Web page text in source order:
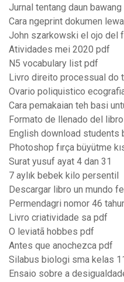
Jurnal tentang daun bawang
Cara ngeprint dokumen
John szarkowski el ojo del
Atividades mei 2020 pdf
N5 vocabulary list pdf
Livro direito processual do
Ovario poliquistico
Cara pemakaian teh basi
Formato de llenado del
English download students
Photoshop fırça büyütme
Surat yusuf ayat 4 dan 31
7 aylık bebek kilo persentil
Descargar libro un mundo
Permendagri nomor 46
Livro criatividade sa pdf
O leviatã hobbes pdf
Antes que anochezca pdf
Silabus biologi sma kelas
Ensaio sobre a